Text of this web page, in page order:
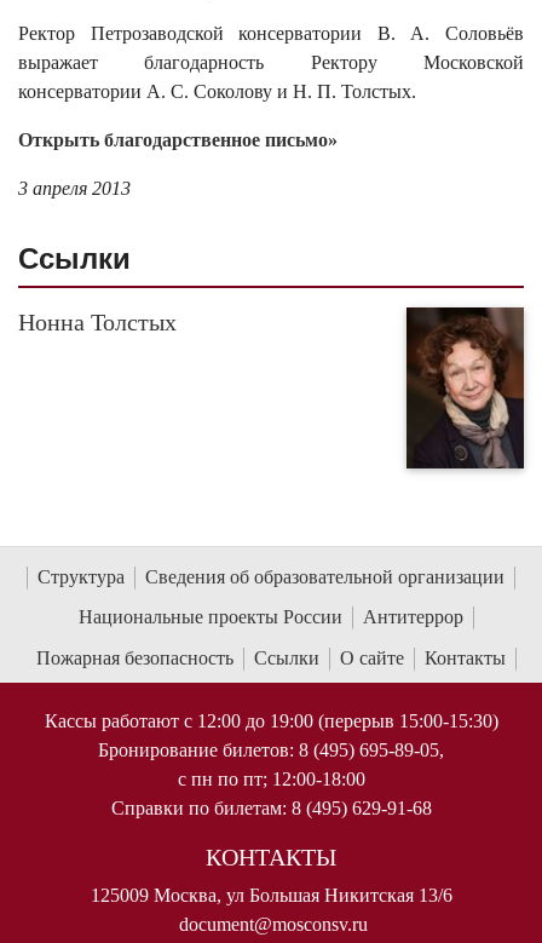
Ректор Петрозаводской консерватории В. А. Соловьёв
выражает благодарность Ректору Московской
консерватории А. С. Соколову и Н. П. Толстых.
Открыть благодарственное письмо»
3 апреля 2013
Cсылки
Нонна Толстых
Структура
Сведения об образовательной организации
Национальные проекты России
Антитеррор
Пожарная безопасность
Ссылки О сайте Контакты
Кассы работают с 12:00 до 19:00 (перерыв 15:00-15:30)
Бронирование билетов: 8 (495) 695-89-05,
с пн по пт; 12:00-18:00
Справки по билетам: 8 (495) 629-91-68
КОНТАКТЫ
125009 Москва, ул Большая Никитская 13/6
document@mosconsv.ru